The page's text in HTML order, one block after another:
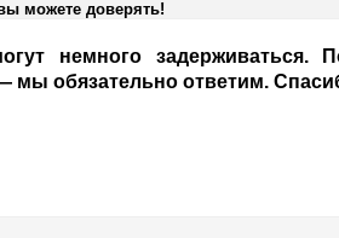
можете доверять!
немного задерживаться.
обязательно ответим.